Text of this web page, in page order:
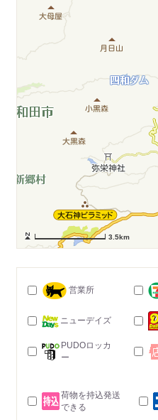
3.5km
営業所
ニューデイズ
PUDOロッカ
ー
荷物を持込発送
できる